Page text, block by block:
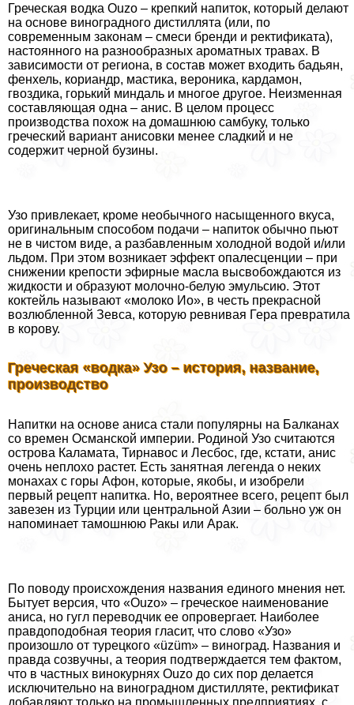
Греческая водка Ouzo – крепкий напиток, который делают
на основе виноградного дистиллята (или, по
современным законам – смеси бренди и ректификата),
настоянного на разнообразных ароматных травах. В
зависимости от региона, в состав может входить бадьян,
фенхель, кориандр, мастика, вероника, кардамон,
гвоздика, горький миндаль и многое другое. Неизменная
составляющая одна – анис. В целом процесс
производства похож на домашнюю самбуку, только
греческий вариант анисовки менее сладкий и не
содержит черной бузины.
Узо привлекает, кроме необычного насыщенного вкуса,
оригинальным способом подачи – напиток обычно пьют
не в чистом виде, а разбавленным холодной водой и/или
льдом. При этом возникает эффект опалесценции – при
снижении крепости эфирные масла высвобождаются из
жидкости и образуют молочно-белую эмульсию. Этот
коктейль называют «молоко Ио», в честь прекрасной
возлюбленной Зевса, которую ревнивая Гера превратила
в корову.
Греческая «водка» Узо – история, название,
производство
Напитки на основе аниса стали популярны на Балканах
со времен Османской империи. Родиной Узо считаются
острова Каламата, Тирнавос и Лесбос, где, кстати, анис
очень неплохо растет. Есть занятная легенда о неких
монахах с горы Афон, которые, якобы, и изобрели
первый рецепт напитка. Но, вероятнее всего, рецепт был
завезен из Турции или центральной Азии – больно уж он
напоминает тамошнюю Ракы или Аpaк.
По поводу происхождения названия единого мнения нет.
Бытует версия, что «Ouzo» – греческое наименование
аниса, но гугл переводчик ее опровергает. Наиболее
правдоподобная теория гласит, что слово «Узо»
произошло от турецкого «üzüm» – виноград. Названия и
правда созвучны, а теория подтверждается тем фактом,
что в частных винокурнях Ouzo до сих пор делается
исключительно на виноградном дистилляте, ректификат